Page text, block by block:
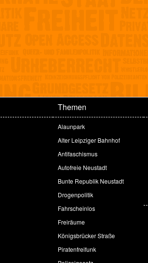
Themen
Alaunpark
Alter Leipziger Bahnhof
Antifaschismus
Autofreie Neustadt
Bunte Republik Neustadt
Drogenpolitik
Fahrscheinlos
Freiräume
Königsbrücker Straße
Piratenfreifunk